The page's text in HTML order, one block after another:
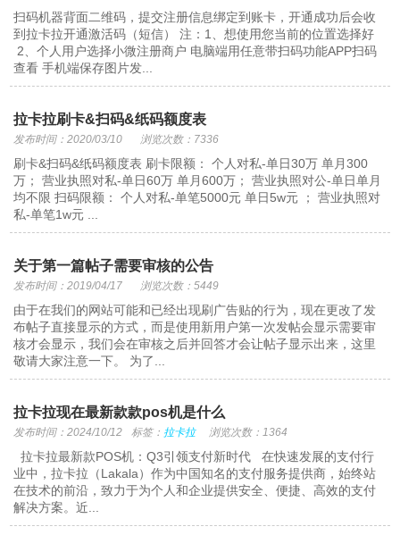
扫码机器背面二维码，提交注册信息绑定到账卡，开通成功后会收
到拉卡拉开通激活码（短信） 注：1、想使用您当前的位置选择好
2、个人用户选择小微注册商户 电脑端用任意带扫码功能APP扫码
查看 手机端保存图片发...
拉卡拉刷卡&扫码&纸码额度表
发布时间：2020/03/10 浏览次数：7336
刷卡&扫码&纸码额度表 刷卡限额： 个人对私-单日30万 单月300
万； 营业执照对私-单日60万 单月600万； 营业执照对公-单日单月
均不限 扫码限额： 个人对私-单笔5000元 单日5w元 ； 营业执照对
私-单笔1w元 ...
关于第一篇帖子需要审核的公告
发布时间：2019/04/17 浏览次数：5449
由于在我们的网站可能和已经出现刷广告贴的行为，现在更改了发
布帖子直接显示的方式，而是使用新用户第一次发帖会显示需要审
核才会显示，我们会在审核之后并回答才会让帖子显示出来，这里
敬请大家注意一下。 为了...
拉卡拉现在最新款款pos机是什么
发布时间：2024/10/12 标签： 拉卡拉 浏览次数：1364
拉卡拉最新款POS机：Q3引领支付新时代 在快速发展的支付行
业中，拉卡拉（Lakala）作为中国知名的支付服务提供商，始终站
在技术的前沿，致力于为个人和企业提供安全、便捷、高效的支付
解决方案。近...